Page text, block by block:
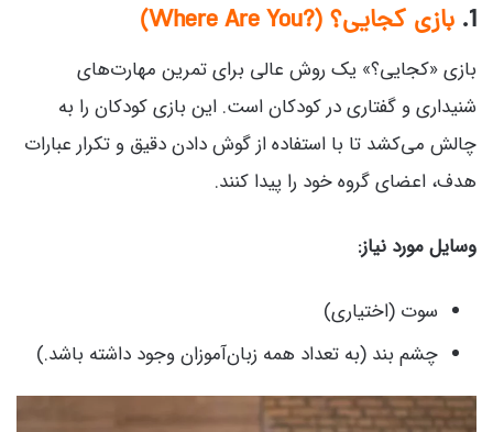
1. بازی کجایی؟ (?Where Are You)
بازی «کجایی؟» یک روش عالی برای تمرین مهارت‌های
شنیداری و گفتاری در کودکان است. این بازی کودکان را به
چالش می‌کشد تا با استفاده از گوش دادن دقیق و تکرار عبارات
هدف، اعضای گروه خود را پیدا کنند.
وسایل مورد نیاز:
سوت (اختیاری)
چشم بند (به تعداد همه زبان‌آموزان وجود داشته باشد.)